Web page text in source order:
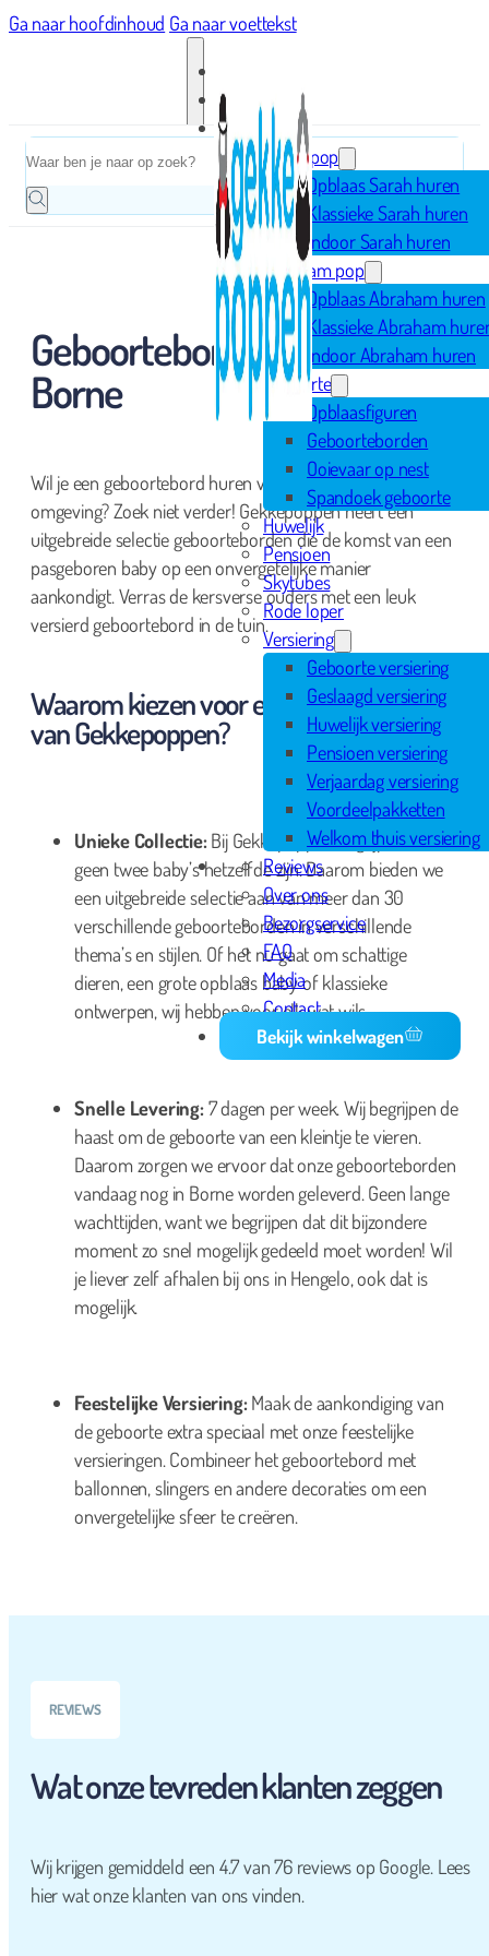
Ga naar hoofdinhoud Ga naar voettekst
Home
Sarah pop
Opblaas Sarah huren
Klassieke Sarah huren
Indoor Sarah huren
Abraham pop
Opblaas Abraham huren
Klassieke Abraham
Indoor Abraham huren
Geboorte
Opblaasfiguren
Geboorteborden
Ooievaar op nest
Spandoek geboorte
Huwelijk
Pensioen
Skytubes
Rode loper
Versiering
Geboorte versiering
Geslaagd versiering
Huwelijk versiering
Pensioen versiering
Verjaardag versiering
Voordeelpakketten
Welkom thuis versiering
Reviews
Over ons
Bezorgservice
FAQ
Media
Contact
Bekijk winkelwagen
Zoeken
Geboortebord huren in
Borne
Wil je een geboortebord huren voor in Borne en
omgeving? Zoek niet verder! Gekkepoppen heeft een
uitgebreide selectie geboorteborden die de komst van een
pasgeboren baby op een onvergetelijke manier
aankondigt. Verras de kersverse ouders met een leuk
versierd geboortebord in de tuin.
Waarom kiezen voor een geboortebord
van Gekkepoppen?
Unieke Collectie:Bij Gekkepoppen begrijpen we dat
geen twee baby’s hetzelfde zijn. Daarom bieden we
een uitgebreide selectie aan van meer dan 30
verschillende geboorteborden in verschillende
thema’s en stijlen. Of het nu gaat om schattige
dieren, een grote opblaas baby of klassieke
ontwerpen, wij hebben voor elk wat wils.
Snelle Levering:7 dagen per week. Wij begrijpen de
haast om de geboorte van een kleintje te vieren.
Daarom zorgen we ervoor dat onze geboorteborden
vandaag nog in Borne worden geleverd. Geen lange
wachttijden, want we begrijpen dat dit bijzondere
moment zo snel mogelijk gedeeld moet worden! Wil
je liever zelf afhalen bij ons in Hengelo, ook dat is
mogelijk.
Feestelijke Versiering:Maak de aankondiging van
de geboorte extra speciaal met onze feestelijke
versieringen. Combineer het geboortebord met
ballonnen, slingers en andere decoraties om een
onvergetelijke sfeer te creëren.
REVIEWS
Wat onze tevreden klanten zeggen
Wij krijgen gemiddeld een 4.7 van 76 reviews op Google. Lees
hier wat onze klanten van ons vinden.